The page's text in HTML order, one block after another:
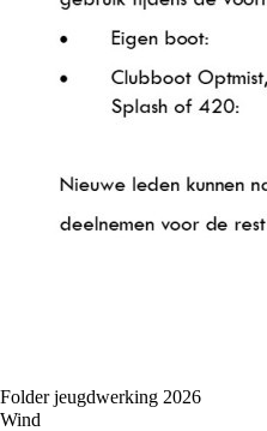
Folder jeugdwerking 2026
Wind